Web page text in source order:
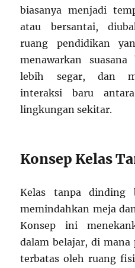
biasanya menjadi
atau bersantai,
ruang pendidikan
menawarkan
lebih segar, dan
interaksi baru
lingkungan sekitar.
Konsep Kelas
Kelas tanpa dinding
memindahkan meja
Konsep ini
dalam belajar, di
terbatas oleh ruang